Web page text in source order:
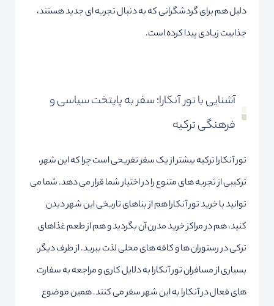
دلیل هم برای گردشگرانی که به دنبال تجربه ای جدید هستند،
جذابیت زیادی پیدا کرده است.
آشنایی با تور آنکارا؛ سفر به پایتخت سیاسی و
فرهنگی ترکیه
تور آنکارا ترکیه بیشتر از یک سفر تفریحی است چرا که این شهر،
ترکیبی از تجربه های متنوع را در اختیار شما قرار می دهد. شما می
توانید با خرید تور آنکارا هم از بناهای تاریخی این شهر دیدن
کنید، هم در مراکز خرید مدرن آن بگردید و هم از طعم غذاهای
ترکی در رستوران ها و کافه های محلی لذت ببرید. از طرف دیگر،
بسیاری از مسافران تور آنکارا به دلایل کاری و مراجعه به سفارت
های فعال در آنکارا به این شهر سفر می کنند. همین موضوع